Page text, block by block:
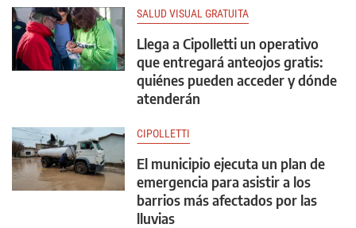
SALUD VISUAL GRATUITA
Llega a Cipolletti un operativo
que entregará anteojos gratis:
quiénes pueden acceder y dónde
atenderán
CIPOLLETTI
El municipio ejecuta un plan de
emergencia para asistir a los
barrios más afectados por las
lluvias